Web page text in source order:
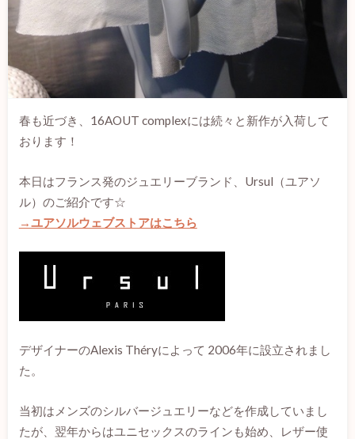
春も近づき、16AOUT complexには続々と新作が入荷して
おります！
本日はフランス発のジュエリーブランド、Ursul（ユアソ
ル）のご紹介です☆
→ユアソルウェブストアはこちら
デザイナーのAlexis Théryによって 2006年に設立されまし
た。
当初はメンズのシルバージュエリーなどを作成していまし
たが、翌年からはユニセックスのラインも始め、レザー使